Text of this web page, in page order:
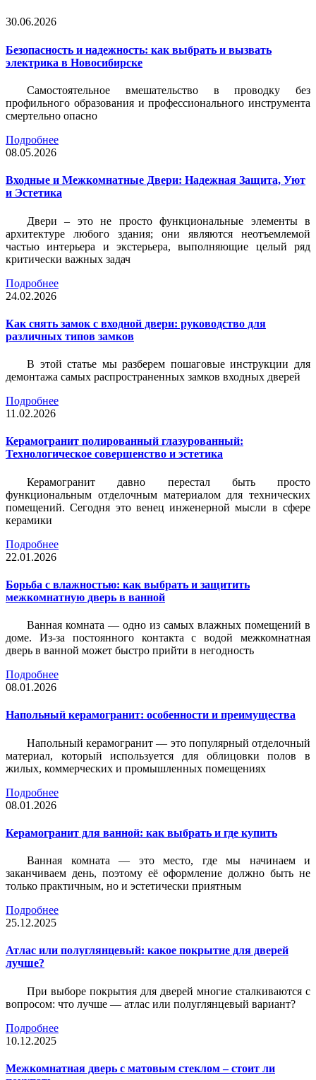
30.06.2026
Безопасность и надежность: как выбрать и вызвать
электрика в Новосибирске
Самостоятельное вмешательство в проводку без
профильного образования и профессионального инструмента
смертельно опасно
Подробнее
08.05.2026
Входные и Межкомнатные Двери: Надежная Защита, Уют
и Эстетика
Двери – это не просто функциональные элементы в
архитектуре любого здания; они являются неотъемлемой
частью интерьера и экстерьера, выполняющие целый ряд
критически важных задач
Подробнее
24.02.2026
Как снять замок с входной двери: руководство для
различных типов замков
В этой статье мы разберем пошаговые инструкции для
демонтажа самых распространенных замков входных дверей
Подробнее
11.02.2026
Керамогранит полированный глазурованный:
Технологическое совершенство и эстетика
Керамогранит давно перестал быть просто
функциональным отделочным материалом для технических
помещений. Сегодня это венец инженерной мысли в сфере
керамики
Подробнее
22.01.2026
Борьба с влажностью: как выбрать и защитить
межкомнатную дверь в ванной
Ванная комната — одно из самых влажных помещений в
доме. Из-за постоянного контакта с водой межкомнатная
дверь в ванной может быстро прийти в негодность
Подробнее
08.01.2026
Напольный керамогранит: особенности и преимущества
Напольный керамогранит — это популярный отделочный
материал, который используется для облицовки полов в
жилых, коммерческих и промышленных помещениях
Подробнее
08.01.2026
Керамогранит для ванной: как выбрать и где купить
Ванная комната — это место, где мы начинаем и
заканчиваем день, поэтому её оформление должно быть не
только практичным, но и эстетически приятным
Подробнее
25.12.2025
Атлас или полуглянцевый: какое покрытие для дверей
лучше?
При выборе покрытия для дверей многие сталкиваются с
вопросом: что лучше — атлас или полуглянцевый вариант?
Подробнее
10.12.2025
Межкомнатная дверь с матовым стеклом – стоит ли